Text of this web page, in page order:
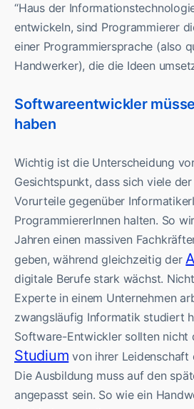
“Haus der
entwickeln, sind Programmierer
einer Programmiersprache (also
Handwerker), die die Ideen
Softwareentwickler
haben
Wichtig ist die Unterscheidung
Gesichtspunkt, dass sich viele
Vorurteile gegenüber
ProgrammiererInnen halten. So
Jahren einen massiven
geben, während gleichzeitig der
digitale Berufe stark wächst.
Experte in einem Unternehmen
zwangsläufig Informatik studiert
Software-Entwickler sollten nicht
Studium von ihrer Leidenschaft
Die Ausbildung muss auf den
angepasst sein. So wie ein